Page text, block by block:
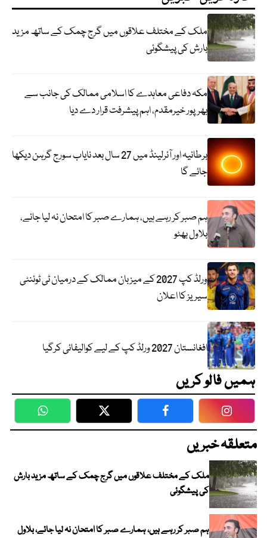
ملک کے مختلف علاقوں میں گرج چمک کے ساتھ مزید
بارش کی پیشگوئی
مکہ دفاعی معاہدے کا اسلامی ممالک کی جانب سے
بھرپور خیرمقدم، اہم پیشرفت قرار دے دیا
برطانیہ اور آئرلینڈ میں 27 سال بعد نایاب سورج گرہن دیکھا
جائے گا
ہم صبر کر رہے ہیں، ہمارے صبر کا امتحان نہ لیا جائے،
بلاول بھٹو
ورلڈ کپ 2027 کے میزبان ممالک کے درمیان ٹی ٹوئنٹی
سیریز کا اعلان
افغانستان 2027 ورلڈ کپ کے لیے کوالیفائی کرگیا
ہمیں فالو کریں
WhatsApp Twitter Facebook
متعلقہ خبریں
ملک کے مختلف علاقوں میں گرج چمک کے ساتھ مزید بارش
کی پیشگوئی
ہم صبر کر رہے ہیں، ہمارے صبر کا امتحان نہ لیا جائے، بلاول